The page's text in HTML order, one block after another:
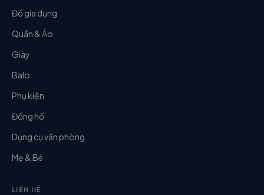
Đồ gia dụng
Quần & Áo
Giày
Balo
Phụ kiện
Đồng hồ
Dụng cụ văn phòng
Mẹ & Bé
LIÊN HỆ